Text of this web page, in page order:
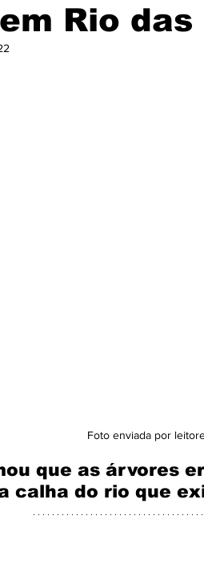
Rio das
Foto enviada por
que as árvores
calha do rio que